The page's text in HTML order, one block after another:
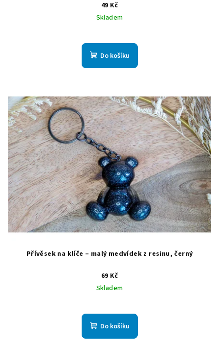
49 Kč
Skladem
Do košíku
Přívěsek na klíče – malý medvídek z resinu, černý
69 Kč
Skladem
Do košíku